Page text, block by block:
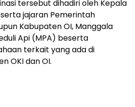
tersebut dihadiri oleh Kepala
jajaran Pemerintah
Kabupaten OI, Manggala
Api (MPA) beserta
terkait yang ada di
OKI dan OI.